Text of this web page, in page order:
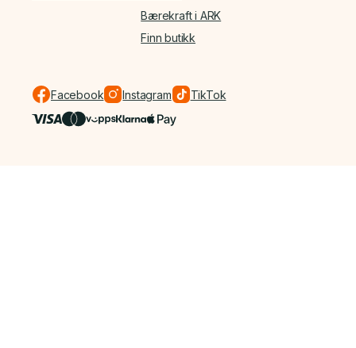
Bærekraft i ARK
Finn butikk
Facebook Instagram TikTok